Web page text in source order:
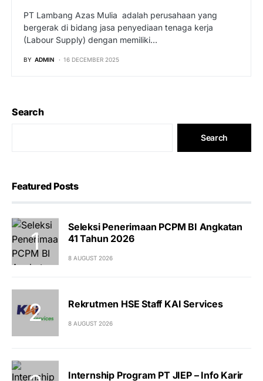
PT Lambang Azas Mulia adalah perusahaan yang
bergerak di bidang jasa penyediaan tenaga kerja
(Labour Supply) dengan memiliki…
BY ADMIN 16 DECEMBER 2025
Search
Search
Featured Posts
Seleksi Penerimaan PCPM BI Angkatan
41 Tahun 2026
8 AUGUST 2026
Rekrutmen HSE Staff KAI Services
8 AUGUST 2026
Internship Program PT JIEP – Info Karir